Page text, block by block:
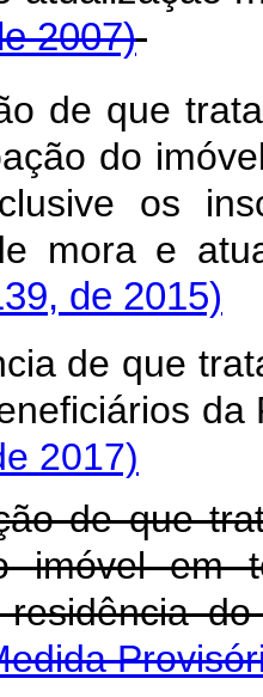
2007)
de que
do
os
mora e
de 2015)
de que
2017)
de que
imóvel em